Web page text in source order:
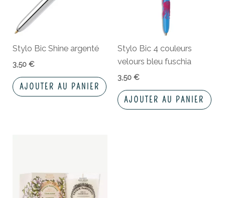
Stylo Bic Shine argenté
3,50€
AJOUTER AU PANIER
Stylo Bic 4 couleurs
velours bleu fuschia
3,50 €
AJOUTER AU PANIER